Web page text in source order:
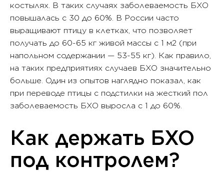
костылях. В таких случаях заболеваемость БХО
повышалась с 30 до 60%. В России часто
выращивают птицу в клетках, что позволяет
получать до 60-65 кг живой массы с 1 м2 (при
напольном содержании — 53-55 кг). Как правило,
на таких предприятиях случаев БХО значительно
больше. Один из опытов наглядно показал, как
при переводе птицы с подстилки на жесткий пол
заболеваемость БХО выросла с 1 до 60%.
Как держать БХО
под контролем?